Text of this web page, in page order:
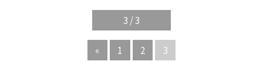
3 / 3
« 1 2 3